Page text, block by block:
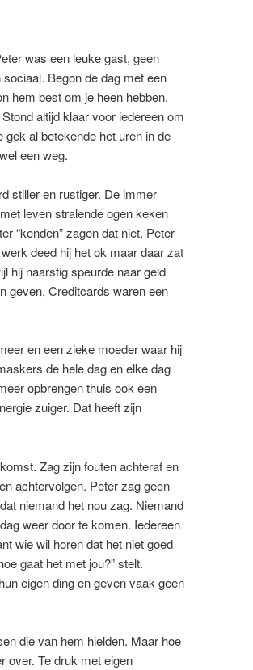
was een leuke gast, geen
Begon de dag met een
hem best om je heen hebben.
altijd klaar voor iedereen om
al betekende het uren in de
een weg.
stiller en rustiger. De immer
leven stralende ogen keken
“kenden” zagen dat niet. Peter
deed hij het ok maar daar zat
hij naarstig speurde naar geld
geven. Creditcards waren een
en een zieke moeder waar hij
de hele dag en elke dag
opbrengen thuis ook een
zuiger. Dat heeft zijn
Zag zijn fouten achteraf en
achtervolgen. Peter zag geen
niemand het nou zag. Niemand
weer door te komen. Iedereen
wie wil horen dat het niet goed
gaat het met jou?” stelt.
eigen ding en geven vaak geen
die van hem hielden. Maar hoe
over. Te druk met eigen